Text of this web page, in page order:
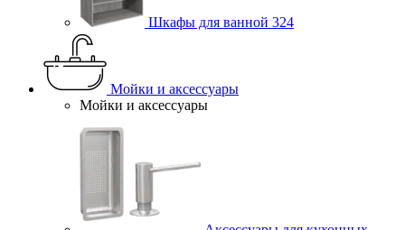
Шкафы для ванной 324
Мойки и аксессуары
Мойки и аксессуары